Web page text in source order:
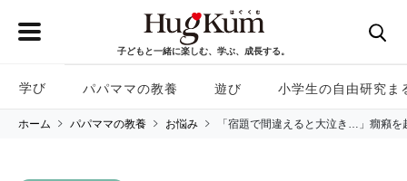
子どもと一緒に楽しむ、学ぶ、成長する。
学び パパママの教養 遊び 小学生の自由研究ま
ホーム パパママの教養 お悩み 「宿題で間違えると大泣き…」癇癪